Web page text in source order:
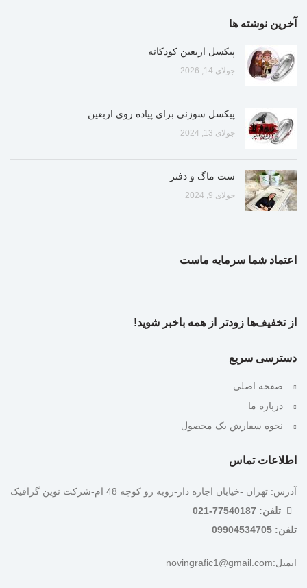
آخرین نوشته ها
پیکسل اربعین کودکانه
جولای 14, 2026
پیکسل سوزنی برای پیاده روی اربعین
جولای 13, 2024
ست ماگ و دفتر
جولای 9, 2024
اعتماد شما سرمایه ماست
از تخفیف‌ها زودتر از همه باخبر شوید!
دسترسی سریع
صفحه اصلی
درباره ما
نحوه سفارش یک محصول
اطلاعات تماس
آدرس: تهران -خیابان اجاره دار-روبه رو کوچه 48 ام-شرکت نوین گرافیک
تلفن: 77540187-021
تلفن: 09904534705
ایمیل:novingrafic1@gmail.com